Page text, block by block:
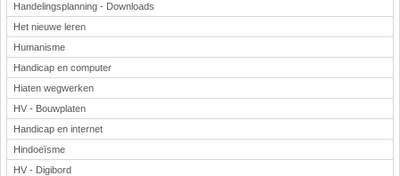
Handelingsplanning - Downloads
Het nieuwe leren
Humanisme
Handicap en computer
Hiaten wegwerken
HV - Bouwplaten
Handicap en internet
Hindoeïsme
HV - Digibord